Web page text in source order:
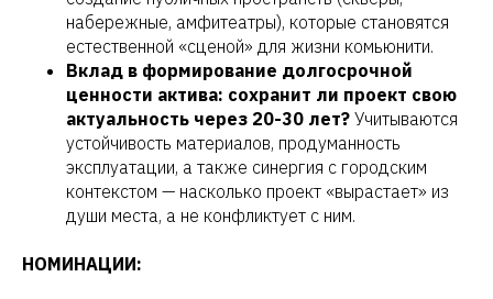
набережные, амфитеатры), которые становятся
естественной «сценой» для жизни комьюнити.
Вклад в формирование долгосрочной
ценности актива: сохранит ли проект свою
актуальность через 20-30 лет? Учитываются
устойчивость материалов, продуманность
эксплуатации, а также синергия с городским
контекстом — насколько проект «вырастает» из
души места, а не конфликтует с ним.
НОМИНАЦИИ: